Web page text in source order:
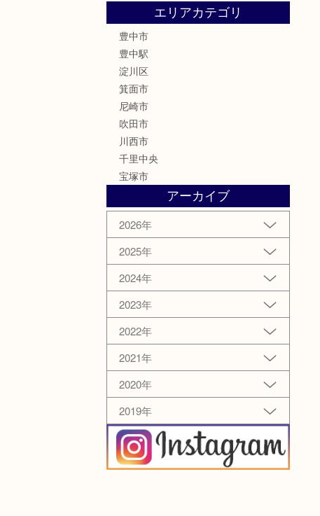
エリアカテゴリ
豊中市
豊中駅
淀川区
箕面市
尼崎市
吹田市
川西市
千里中央
宝塚市
アーカイブ
2026年
2025年
2024年
2023年
2022年
2021年
2020年
2019年